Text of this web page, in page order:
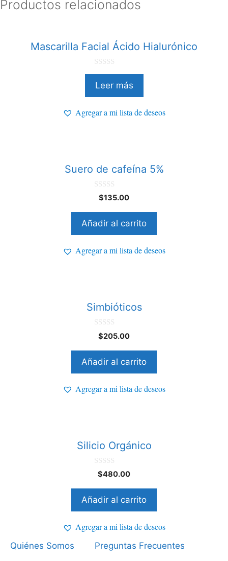
Productos relacionados
Mascarilla Facial Ácido Hialurónico
0
eLeer más
Agregar a mi lista de deseos
Suero de cafeína 5%
$135.00
Añadir al carrito
Agregar a mi lista de deseos
Simbióticos
$205.00
Añadir al carrito
Agregar a mi lista de deseos
Silicio Orgánico
0$480.00
Añadir al carrito
Agregar a mi lista de deseos
Quiénes Somos Preguntas Frecuentes